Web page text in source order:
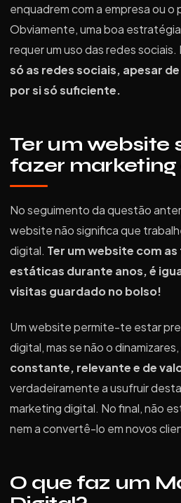
enquadrem com a empresa ou o
Obviamente, uma boa
requer um uso das redes
só as redes sociais, apesar
por si só suficiente.
Ter um website
fazer marketing
No seguimento da questão
website não significa que
digital. Ter um website com
estáticas durante anos, é
visitas guardado no bolso!
Um website permite-te estar
digital, mas se não o
constante, relevante e de
verdadeiramente a usufruir
marketing digital. No final, não
nem a convertê-lo em novos
O que faz um